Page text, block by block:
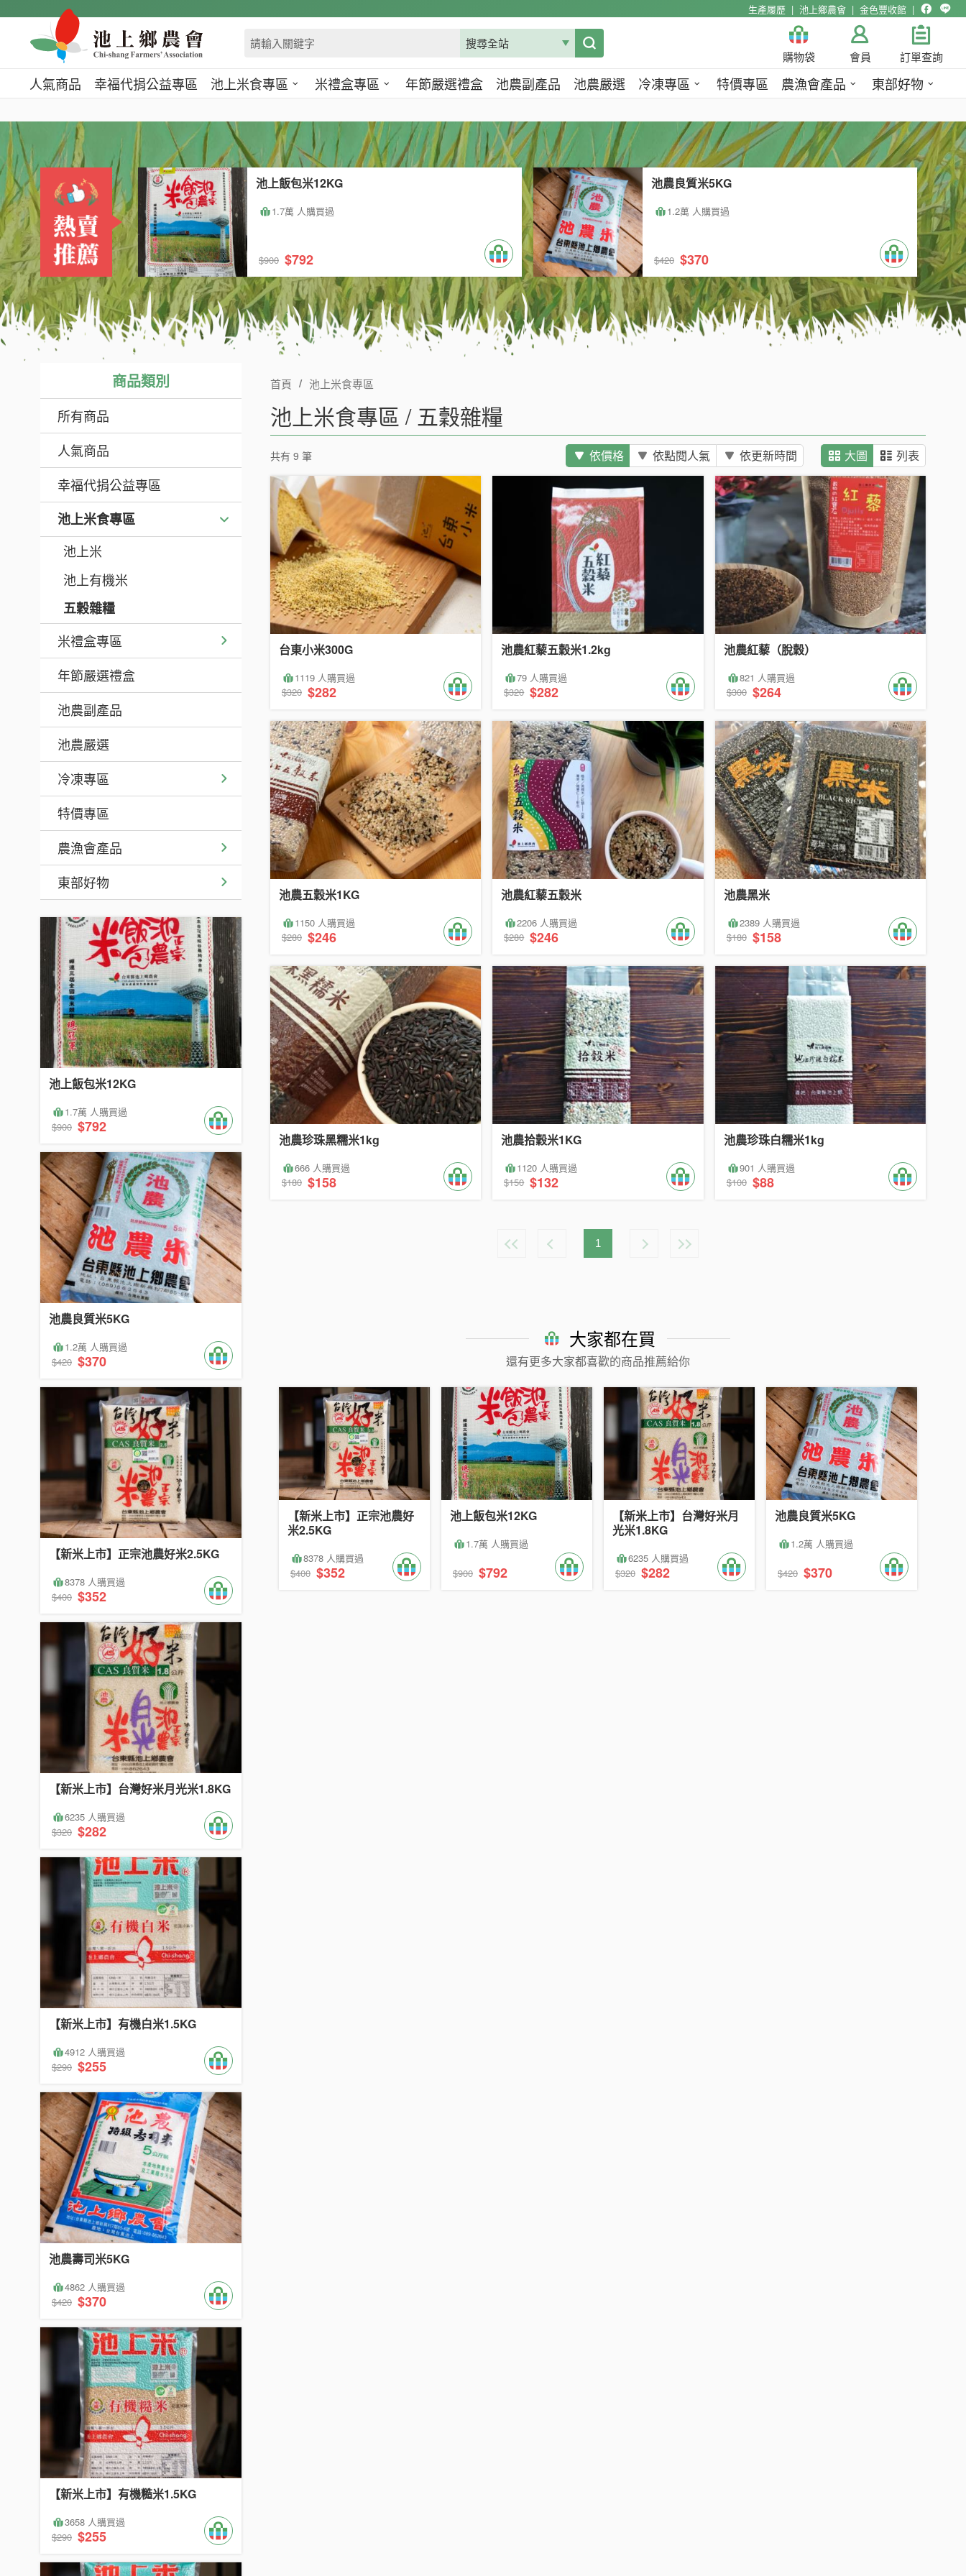
容
塊
生產履歷 池上鄉農會 金色豐收館
購物袋 會員 訂單查詢
人氣商品 幸福代捐公益專區 池上米食專區 米禮盒專區 年節嚴選禮盒 池農副產品 池農嚴選 冷凍專區 特價專區 農漁會產品 東部好物
池上飯包米12KG
1.7萬 人購買過
$900 $792
池農良質米5KG
1.2萬 人購買過
$420 $370
商品類別
所有商品
人氣商品
幸福代捐公益專區
池上米食專區
池上米
池上有機米
五穀雜糧
米禮盒專區
年節嚴選禮盒
池農副產品
池農嚴選
冷凍專區
特價專區
農漁會產品
東部好物
池上飯包米12KG
1.7萬 人購買過
$900 $792
池農良質米5KG
1.2萬 人購買過
$420 $370
【新米上市】正宗池農好米2.5KG
8378 人購買過
$400 $352
【新米上市】台灣好米月光米1.8KG
6235 人購買過
$320 $282
【新米上市】有機白米1.5KG
4912 人購買過
$290 $255
池農壽司米5KG
4862 人購買過
$420 $370
【新米上市】有機糙米1.5KG
3658 人購買過
$290 $255
首頁 池上米食專區
池上米食專區 / 五穀雜糧
共有 9 筆 依價格 依點閱人氣 依更新時間 大圖 列表
台東小米300G
1119 人購買過
$320 $282
池農紅藜五穀米1.2kg
79 人購買過
$320 $282
池農紅藜（脫穀）
821 人購買過
$300 $264
池農五穀米1KG
1150 人購買過
$280 $246
池農紅藜五穀米
2206 人購買過
$280 $246
池農黑米
2389 人購買過
$180 $158
池農珍珠黑糯米1kg
666 人購買過
$180 $158
池農拾穀米1KG
1120 人購買過
$150 $132
池農珍珠白糯米1kg
901 人購買過
$100 $88
1
大家都在買
還有更多大家都喜歡的商品推薦給你
【新米上市】正宗池農好
米2.5KG
8378 人購買過
$400 $352
池上飯包米12KG
1.7萬 人購買過
$900 $792
【新米上市】台灣好米月
光米1.8KG
6235 人購買過
$320 $282
池農良質米5KG
1.2萬 人購買過
$420 $370